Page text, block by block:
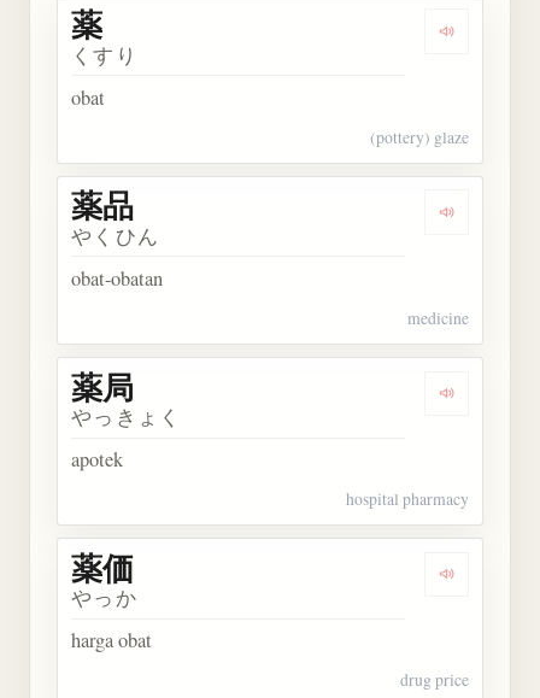
Dengarkan
薬
くすり
obat
(pottery) glaze
Dengarkan
薬品
やくひん
obat-obatan
medicine
Dengarkan
薬局
やっきょく
apotek
hospital pharmacy
Dengarkan
薬価
やっか
harga obat
drug price